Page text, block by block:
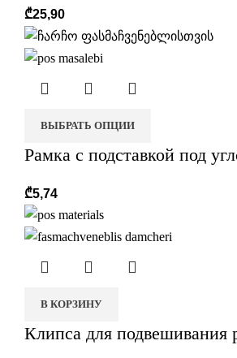
₾25,90
ВЫБРАТЬ ОПЦИИ
Рамка с подставкой под
₾5,74
В КОРЗИНУ
Клипса для подвешивания